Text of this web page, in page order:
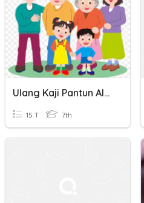
Ulang Kaji Pantun Alam Remaja Dan Pantun Kiasan.
15 T 7th